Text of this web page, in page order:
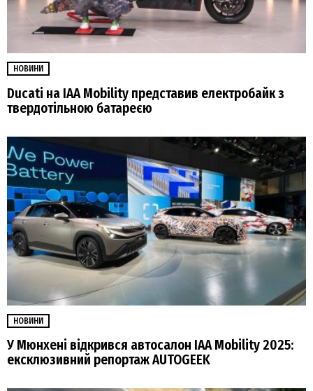
НОВИНИ
Ducati на IAA Mobility представив електробайк з
твердотільною батареєю
НОВИНИ
У Мюнхені відкрився автосалон IAA Mobility 2025:
ексклюзивний репортаж AUTOGEEK